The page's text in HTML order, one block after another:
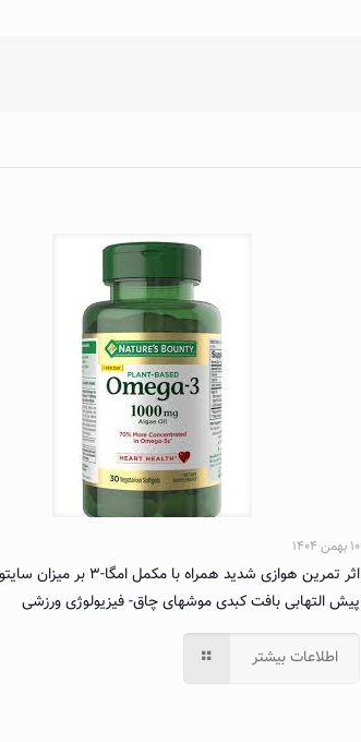
۱۰ بهمن ۱۴۰۴
اثر تمرین هوازی شدید همراه با مکمل امگا-
پیش التهابی بافت کبدی موشهای چاق- فیزیولوژی ورزشی
اطلاعات بیشتر